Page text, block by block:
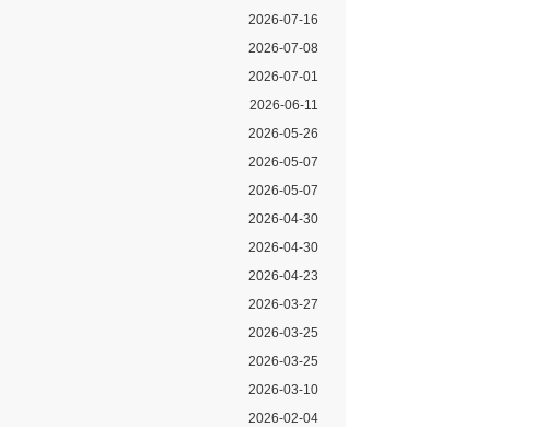
2026-07-16
2026-07-08
2026-07-01
2026-06-11
2026-05-26
2026-05-07
2026-05-07
2026-04-30
2026-04-30
2026-04-23
2026-03-27
2026-03-25
2026-03-25
2026-03-10
2026-02-04